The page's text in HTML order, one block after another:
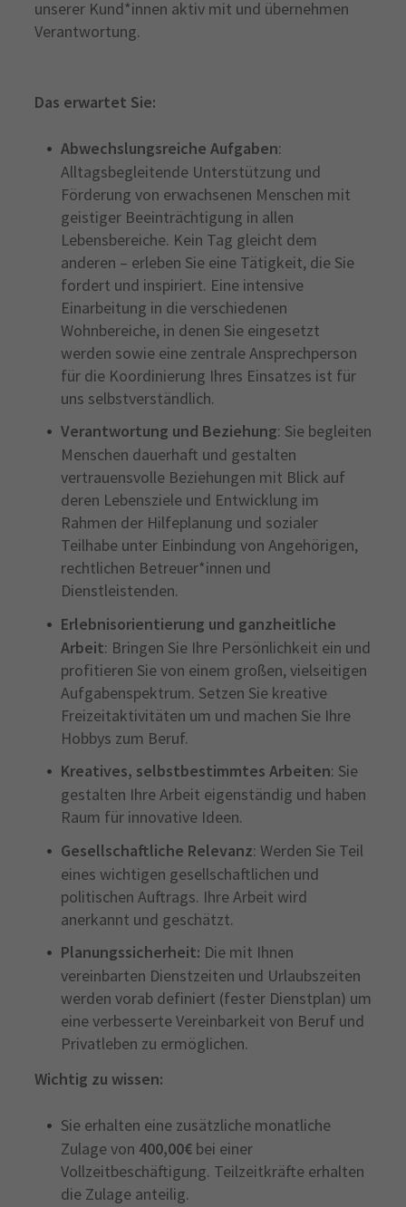
unserer Kund*innen aktiv mit und übernehmen
Verantwortung.
Das erwartet Sie:
Abwechslungsreiche Aufgaben:
Alltagsbegleitende Unterstützung und
Förderung von erwachsenen Menschen mit
geistiger Beeinträchtigung in allen
Lebensbereiche. Kein Tag gleicht dem
anderen – erleben Sie eine Tätigkeit, die Sie
fordert und inspiriert. Eine intensive
Einarbeitung in die verschiedenen
Wohnbereiche, in denen Sie eingesetzt
werden sowie eine zentrale Ansprechperson
für die Koordinierung Ihres Einsatzes ist für
uns selbstverständlich.
Verantwortung und Beziehung: Sie begleiten
Menschen dauerhaft und gestalten
vertrauensvolle Beziehungen mit Blick auf
deren Lebensziele und Entwicklung im
Rahmen der Hilfeplanung und sozialer
Teilhabe unter Einbindung von Angehörigen,
rechtlichen Betreuer*innen und
Dienstleistenden.
Erlebnisorientierung und ganzheitliche
Arbeit: Bringen Sie Ihre Persönlichkeit ein und
profitieren Sie von einem großen, vielseitigen
Aufgabenspektrum. Setzen Sie kreative
Freizeitaktivitäten um und machen Sie Ihre
Hobbys zum Beruf.
Kreatives, selbstbestimmtes Arbeiten: Sie
gestalten Ihre Arbeit eigenständig und haben
Raum für innovative Ideen.
Gesellschaftliche Relevanz: Werden Sie Teil
eines wichtigen gesellschaftlichen und
politischen Auftrags. Ihre Arbeit wird
anerkannt und geschätzt.
Planungssicherheit: Die mit Ihnen
vereinbarten Dienstzeiten und Urlaubszeiten
werden vorab definiert (fester Dienstplan) um
eine verbesserte Vereinbarkeit von Beruf und
Privatleben zu ermöglichen.
Wichtig zu wissen:
Sie erhalten eine zusätzliche monatliche
Zulage von 400,00€bei einer
Vollzeitbeschäftigung. Teilzeitkräfte erhalten
die Zulage anteilig.